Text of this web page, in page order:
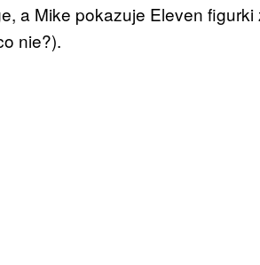
a Mike pokazuje Eleven figurki
nie?).